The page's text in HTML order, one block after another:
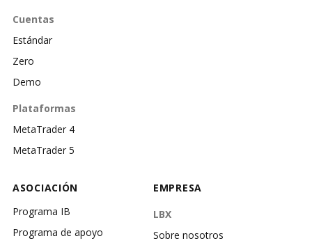
Cuentas
Estándar
Zero
Demo
Plataformas
MetaTrader 4
MetaTrader 5
ASOCIACIÓN
Programa IB
Programa de apoyo
EMPRESA
LBX
Sobre nosotros